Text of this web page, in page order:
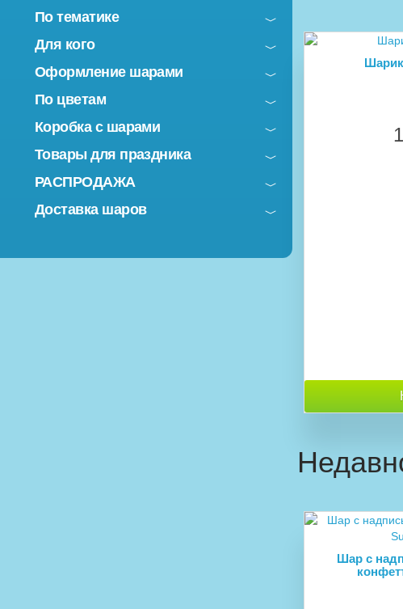
По тематике
Для кого
Оформление шарами
По цветам
Коробка с шарами
Товары для праздника
РАСПРОДАЖА
Доставка шаров
Шар с